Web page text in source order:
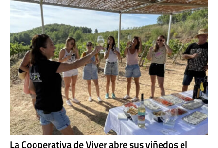
La Cooperativa de Viver abre sus viñedos el